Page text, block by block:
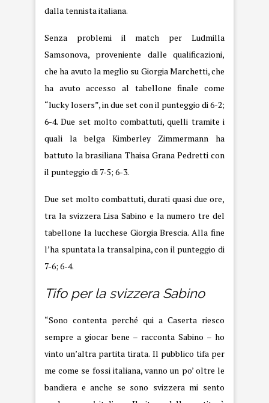
dalla tennista italiana.
Senza problemi il match per Ludmilla
Samsonova, proveniente dalle qualificazioni,
che ha avuto la meglio su Giorgia Marchetti, che
ha avuto accesso al tabellone finale come
“lucky losers”, in due set con il punteggio di 6-2;
6-4. Due set molto combattuti, quelli tramite i
quali la belga Kimberley Zimmermann ha
battuto la brasiliana Thaisa Grana Pedretti con
il punteggio di 7-5; 6-3.
Due set molto combattuti, durati quasi due ore,
tra la svizzera Lisa Sabino e la numero tre del
tabellone la lucchese Giorgia Brescia. Alla fine
l’ha spuntata la transalpina, con il punteggio di
7-6; 6-4.
Tifo per la svizzera Sabino
“Sono contenta perché qui a Caserta riesco
sempre a giocar bene – racconta Sabino – ho
vinto un’altra partita tirata. Il pubblico tifa per
me come se fossi italiana, vanno un po’ oltre le
bandiera e anche se sono svizzera mi sento